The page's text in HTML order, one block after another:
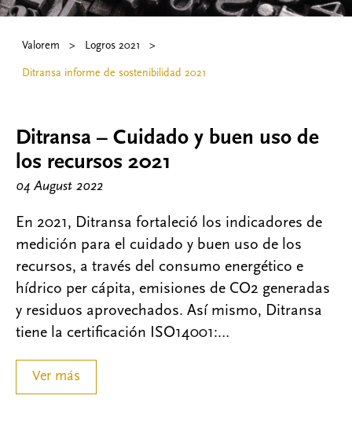
Valorem > Logros 2021 >
Ditransa informe de sostenibilidad 2021
Ditransa – Cuidado y buen uso de
los recursos 2021
04 August 2022
En 2021, Ditransa fortaleció los indicadores de
medición para el cuidado y buen uso de los
recursos, a través del consumo energético e
hídrico per cápita, emisiones de CO2 generadas
y residuos aprovechados. Así mismo, Ditransa
tiene la certificación ISO14001:…
Ver más